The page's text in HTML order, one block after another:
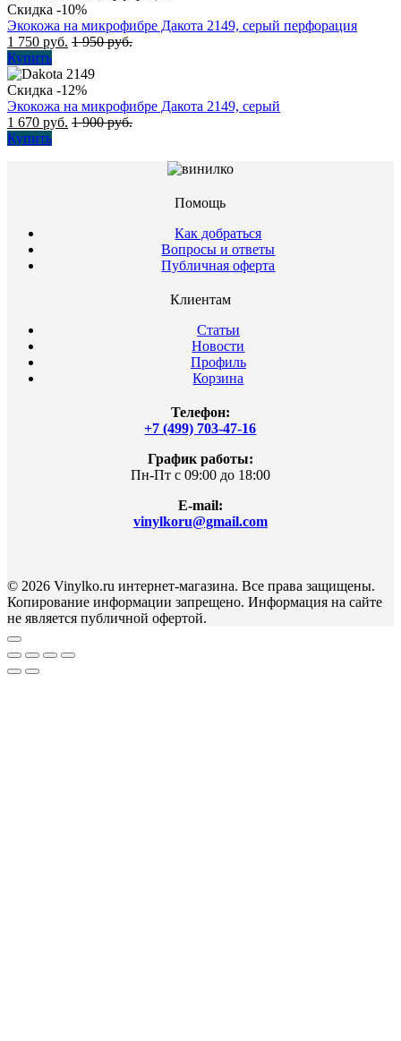
Скидка -10%
Экокожа на микрофибре Дакота 2149, серый перфорация
1 750 руб. 1 950руб.
Купить
Скидка -12%
Экокожа на микрофибре Дакота 2149, серый
1 670 руб. 1 900руб.
Купить
Помощь
Как добраться
Вопросы и ответы
Публичная оферта
Клиентам
Статьи
Новости
Профиль
Корзина
Телефон:
+7 (499) 703-47-16
График работы:
Пн-Пт с 09:00 до 18:00
E-mail:
vinylkoru@gmail.com
© 2026 Vinylko.ru интернет-магазина. Все права защищены.
Копирование информации запрещено. Информация на сайте
не является публичной офертой.